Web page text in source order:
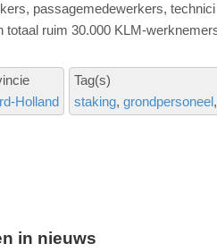
passagemedewerkers,
totaal ruim 30.000 KLM-
Holland
Tag(s)
staking grondpersoneel
in nieuws